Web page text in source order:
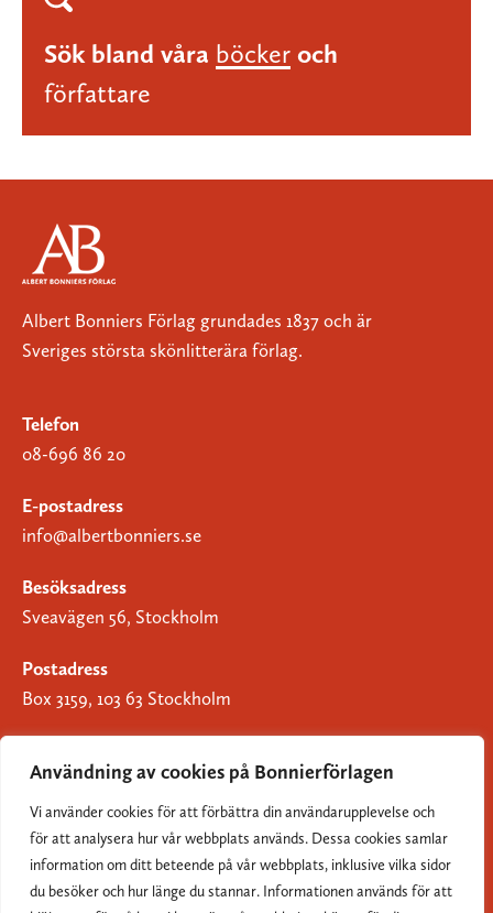
Användning av cookies på Bonnierförlagen
Vi använder cookies för att förbättra din användarupplevelse och
för att analysera hur vår webbplats används. Dessa cookies samlar
information om ditt beteende på vår webbplats, inklusive vilka sidor
du besöker och hur länge du stannar. Informationen används för att
Sök bland våra böcker och
författare
Albert Bonniers Förlag grundades 1837 och är
Sveriges största skönlitterära förlag.
Telefon
08-696 86 20
E-postadress
info@albertbonniers.se
Besöksadress
Sveavägen 56, Stockholm
Postadress
Box 3159, 103 63 Stockholm
Om Bonnierförlagen
Cookies
Integritetspolicy